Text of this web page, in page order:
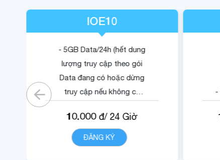
IOE10
- 5GB Data/24h (hết dung
lượng truy cập theo gói
Data đang có hoặc dừng
truy cập nếu không có
- 05 phút ngoại mạng .
- Không tính cước cuộc
gọi nội mạng di động
10.000đ/ 24 Giờ
ĐĂNG KÝ
-
CHI TIẾT